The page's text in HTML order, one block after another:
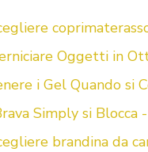
st vi
di
Oggetti in
i Gel Quando si
Simply si Blocca
brandina da